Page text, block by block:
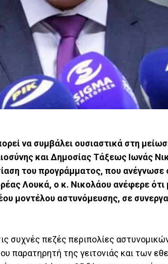
να συμβάλει ουσιαστικά στη
και Δημοσίας Τάξεως Ιωνάς
του προγράμματος, που
Λουκά, ο κ. Νικολάου ανέφερε
μοντέλου αστυνόμευσης, σε
συχνές πεζές περιπολίες
παρατηρητή της γειτονιάς και των